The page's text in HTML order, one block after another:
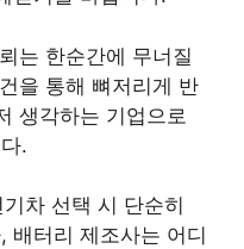
는 한순간에 무너질
을 통해 뼈저리게 반
생각하는 기업으로
.
차 선택 시 단순히
배터리 제조사는 어디